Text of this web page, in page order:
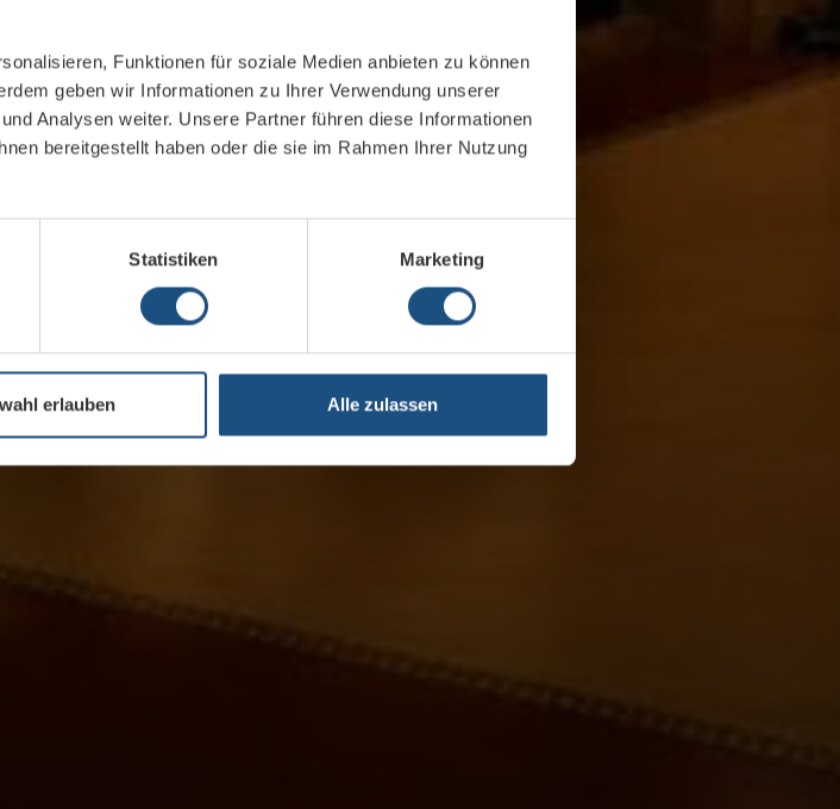
Funktionen für soziale Medien anbieten zu können
geben wir Informationen zu Ihrer Verwendung unserer
Analysen weiter. Unsere Partner führen diese Informationen
bereitgestellt haben oder die sie im Rahmen Ihrer Nutzung
Statistiken Marketing
erlauben Alle zulassen